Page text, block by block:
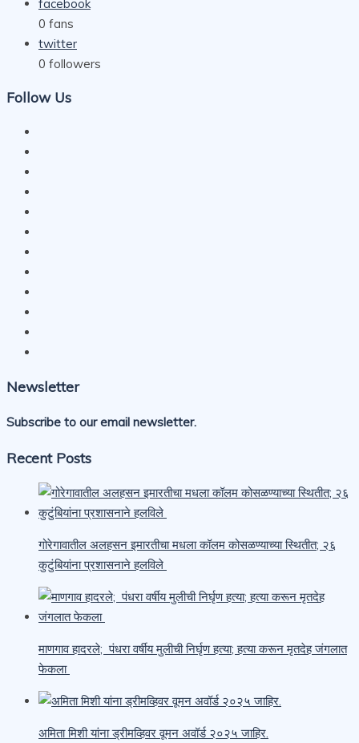
facebook
0 fans
twitter
0 followers
Follow Us
Newsletter
Subscribe to our email newsletter.
Recent Posts
गोरेगावातील अलहसन इमारतीचा मधला कॉलम कोसळण्याच्या स्थितीत; २६
कुटुंबियांना प्रशासनाने हलविले
माणगाव हादरले; पंधरा वर्षीय मुलीची निर्घृण हत्या; हत्या करून मृतदेह जंगलात
फेकला
अमिता मिशी यांना ड्रीमव्हिवर वूमन अवॉर्ड २०२५ जाहिर.